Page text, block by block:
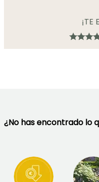
¡TE
¿No has encontrado lo